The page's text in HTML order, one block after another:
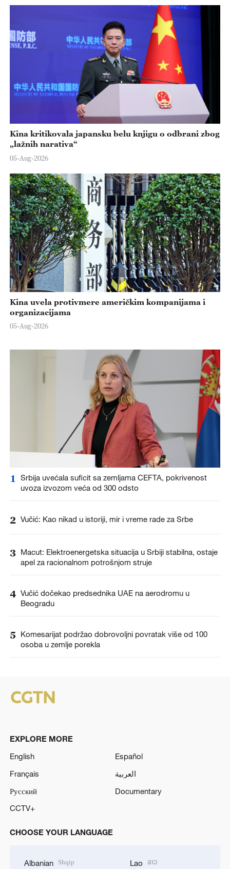
Kina kritikovala japansku belu knjigu o odbrani zbog
„lažnih narativa“
05-Aug-2026
Kina uvela protivmere američkim kompanijama i
organizacijama
05-Aug-2026
1
Srbija uvećala suficit sa zemljama CEFTA, pokrivenost
uvoza izvozom veća od 300 odsto
2 Vučić: Kao nikad u istoriji, mir i vreme rade za Srbe
3 Macut: Elektroenergetska situacija u Srbiji stabilna, ostaje
apel za racionalnom potrošnjom struje
4 Vučić dočekao predsednika UAE na aerodromu u
Beogradu
5
Komesarijat podržao dobrovoljni povratak više od 100
osoba u zemlje porekla
EXPLORE MORE
English
Español
Français
العربية
Русский
Documentary
CCTV+
CHOOSE YOUR LANGUAGE
Albanian Shqip Lao ລາວ